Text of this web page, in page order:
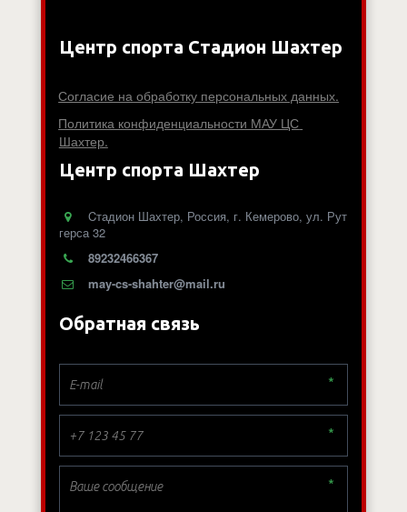
Центр спорта Стадион Шахтер
Согласие на обработку персональных данных.
Политика конфиденциальности МАУ ЦС
Шахтер.
Центр спорта Шахтер
Cтадион Шахтер, Россия, г. Кемерово, ул. Рут
герса 32
89232466367
may-cs-shahter@mail.ru
Обратная связь
*
*
*